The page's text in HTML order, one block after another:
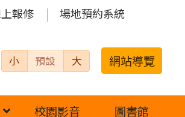
報修 場地預約系統
小 預設 大 網站導覽
校園影音
圖書館